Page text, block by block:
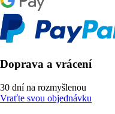
Doprava a vrácení
30 dní na rozmyšlenou
Vraťte svou objednávku